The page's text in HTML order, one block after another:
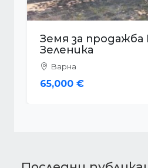
Земя за продажба
Аспарухово
Варна
173,000 €